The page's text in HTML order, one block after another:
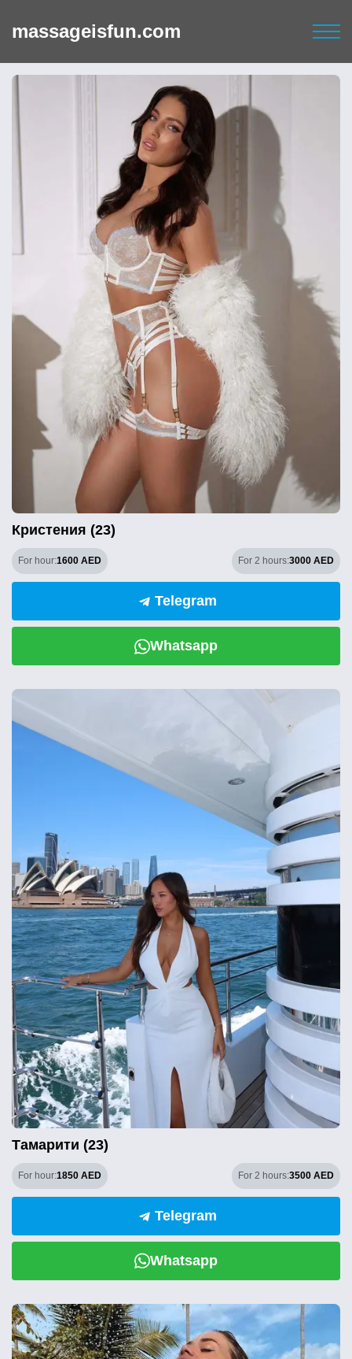
massageisfun.com
Кристения (23)
For hour:1600 AED For 2 hours:3000 AED
Telegram
Whatsapp
Тамарити (23)
For hour:1850 AED For 2 hours:3500 AED
Telegram
Whatsapp